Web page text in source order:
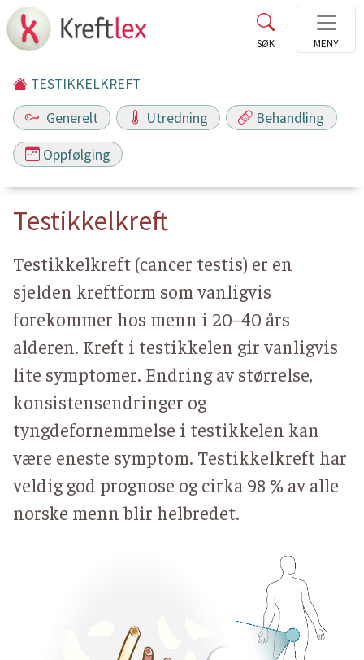
TESTIKKELKREFT
Generelt
Utredning Behandling
Oppfølging
Testikkelkreft
Testikkelkreft (cancer testis) er en
sjelden kreftform som vanligvis
forekommer hos menn i 20–40 års
alderen. Kreft i testikkelen gir vanligvis
lite symptomer. Endring av størrelse,
konsistensendringer og
tyngdefornemmelse i testikkelen kan
være eneste symptom. Testikkelkreft har
veldig god prognose og cirka 98 % av alle
norske menn blir helbredet.